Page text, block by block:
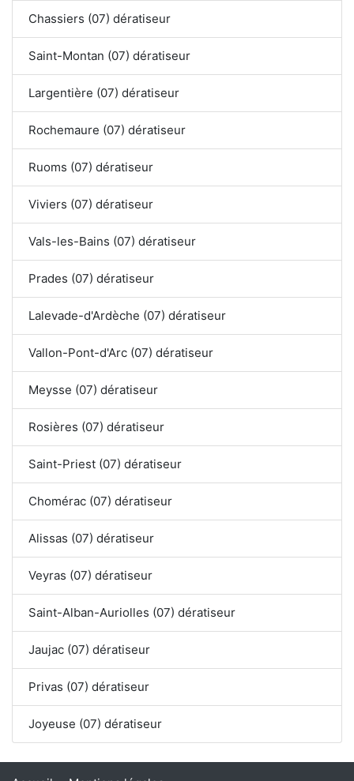
Chassiers (07) dératiseur
Saint-Montan (07) dératiseur
Largentière (07) dératiseur
Rochemaure (07) dératiseur
Ruoms (07) dératiseur
Viviers (07) dératiseur
Vals-les-Bains (07) dératiseur
Prades (07) dératiseur
Lalevade-d'Ardèche (07) dératiseur
Vallon-Pont-d'Arc (07) dératiseur
Meysse (07) dératiseur
Rosières (07) dératiseur
Saint-Priest (07) dératiseur
Chomérac (07) dératiseur
Alissas (07) dératiseur
Veyras (07) dératiseur
Saint-Alban-Auriolles (07) dératiseur
Jaujac (07) dératiseur
Privas (07) dératiseur
Joyeuse (07) dératiseur